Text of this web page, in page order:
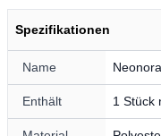
Spezifikationen
Name
Enthält 1 Stück